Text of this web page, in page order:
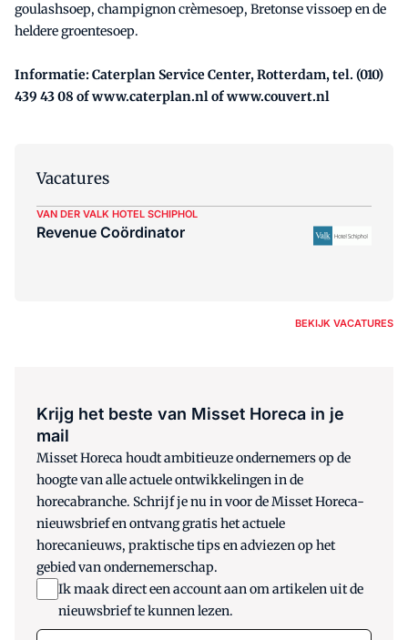
goulashsoep, champignon crèmesoep, Bretonse vissoep en de
heldere groentesoep.
Informatie: Caterplan Service Center, Rotterdam, tel. (010)
439 43 08 of www.caterplan.nl of www.couvert.nl
Vacatures
VAN DER VALK HOTEL SCHIPHOL
Revenue Coördinator
BEKIJK VACATURES
Krijg het beste van Misset Horeca in je
mail
Misset Horeca houdt ambitieuze ondernemers op de
hoogte van alle actuele ontwikkelingen in de
horecabranche. Schrijf je nu in voor de Misset Horeca-
nieuwsbrief en ontvang gratis het actuele
horecanieuws, praktische tips en adviezen op het
gebied van ondernemerschap.
Ik maak direct een account aan om artikelen uit de
nieuwsbrief te kunnen lezen.